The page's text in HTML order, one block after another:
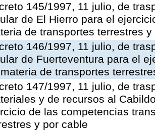
145/1997, 11 julio, de
de El Hierro para el
de transportes terrestres
146/1997, 11 julio, de
de Fuerteventura para el
de transportes
147/1997, 11 julio, de
y de recursos al
de las competencias
y por cable